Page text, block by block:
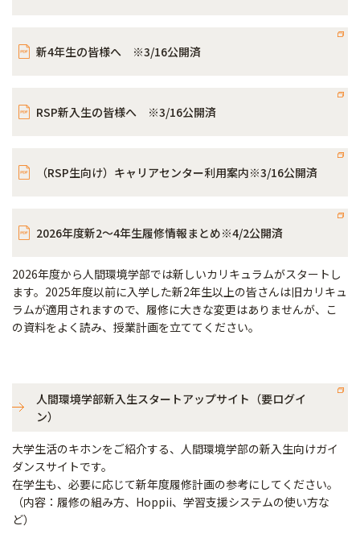
新4年生の皆様へ ※3/16公開済
RSP新入生の皆様へ ※3/16公開済
（RSP生向け）キャリアセンター利用案内※3/16公開済
2026年度新2～4年生履修情報まとめ※4/2公開済
2026年度から人間環境学部では新しいカリキュラムがスタートし
ます。2025年度以前に入学した新2年生以上の皆さんは旧カリキュ
ラムが適用されますので、履修に大きな変更はありませんが、こ
の資料をよく読み、授業計画を立ててください。
2026年度新入生向け各種案内
人間環境学部新入生スタートアップサイト（要ログイ
ン）
大学生活のキホンをご紹介する、人間環境学部の新入生向けガイ
ダンスサイトです。
在学生も、必要に応じて新年度履修計画の参考にしてください。
（内容：履修の組み方、Hoppii、学習支援システムの使い方な
ど）